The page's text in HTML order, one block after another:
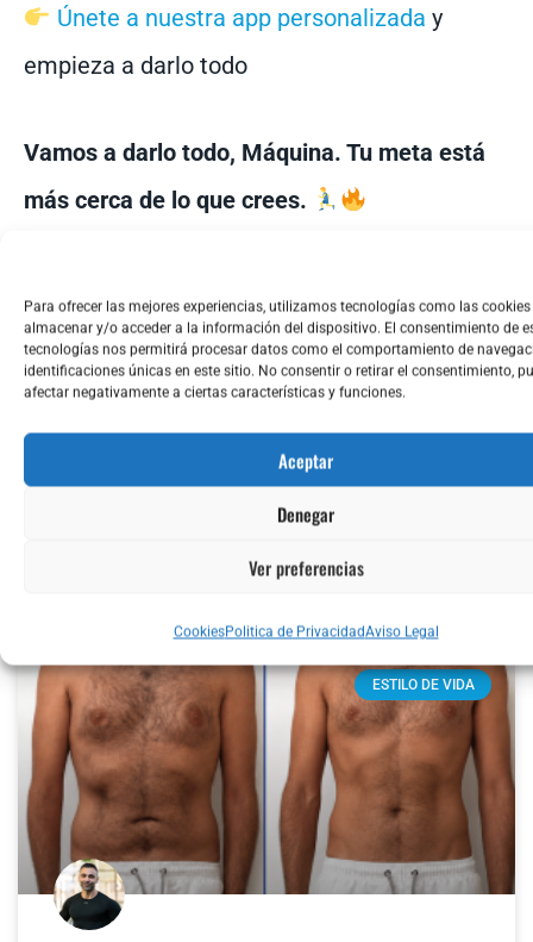
Para ofrecer las mejores experiencias, utilizamos tecnologías como las
almacenar y/o acceder a la información del dispositivo. El consentimiento de
tecnologías nos permitirá procesar datos como el comportamiento de
identificaciones únicas en este sitio. No consentir o retirar el consentimiento,
afectar negativamente a ciertas características y funciones.
Aceptar
Denegar
Ver preferencias
CookiesPolitica de PrivacidadAviso Legal
Únete a nuestra app personalizada y
empieza a darlo todo
Vamos a darlo todo, Máquina. Tu meta está
más cerca de lo que crees.
BLOG FITNESS
MALAGAENTRENA
ESTILO DE VIDA